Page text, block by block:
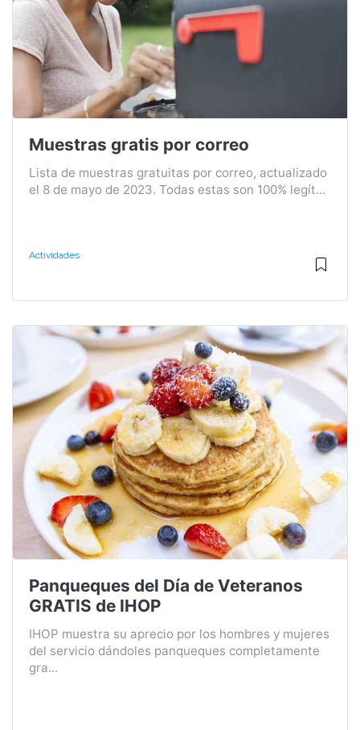
Muestras gratis por correo
Lista de muestras gratuitas por correo, actualizado
el 8 de mayo de 2023. Todas estas son 100% legít...
Actividades
Panqueques del Día de Veteranos
GRATIS de IHOP
IHOP muestra su aprecio por los hombres y mujeres
del servicio dándoles panqueques completamente
gra...